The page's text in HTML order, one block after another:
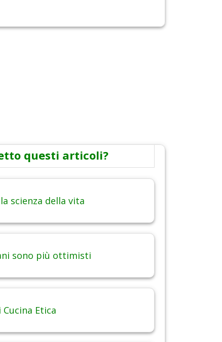
questi articoli?
scienza della vita
sono più ottimisti
Etica